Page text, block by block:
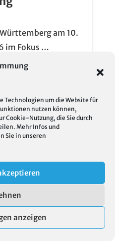
Technologien um die Website für
nutzen können,
Cookie-Nutzung, die Sie durch
Mehr Infos und
Sie in unseren
anzeigen
am 10.
im Fokus …
Meldungen